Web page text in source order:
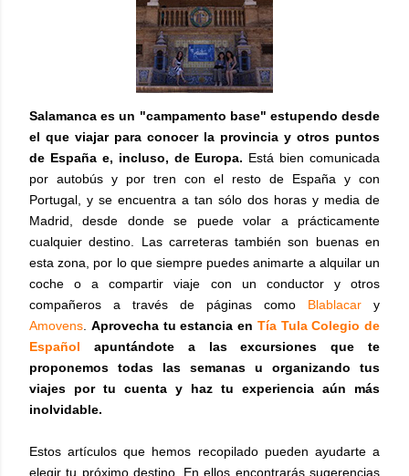
Salamanca es un "campamento base" estupendo desde
el que viajar para conocer la provincia y otros puntos
de España e, incluso, de Europa. Está bien comunicada
por autobús y por tren con el resto de España y con
Portugal, y se encuentra a tan sólo dos horas y media de
Madrid, desde donde se puede volar a prácticamente
cualquier destino. Las carreteras también son buenas en
esta zona, por lo que siempre puedes animarte a alquilar un
coche o a compartir viaje con un conductor y otros
compañeros a través de páginas como Blablacar y
Amovens Aprovecha tu estancia en Tía Tula Colegio de
Español apuntándote a las excursiones que te
proponemos todas las semanas u organizando tus
viajes por tu cuenta y haz tu experiencia aún más
inolvidable.
Estos artículos que hemos recopilado pueden ayudarte a
elegir tu próximo destino. En ellos encontrarás sugerencias